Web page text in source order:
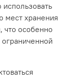
мест хранения
особенно